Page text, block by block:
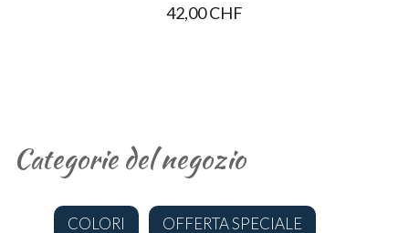
42,00 CHF
Categorie del negozio
COLORI OFFERTA SPECIALE